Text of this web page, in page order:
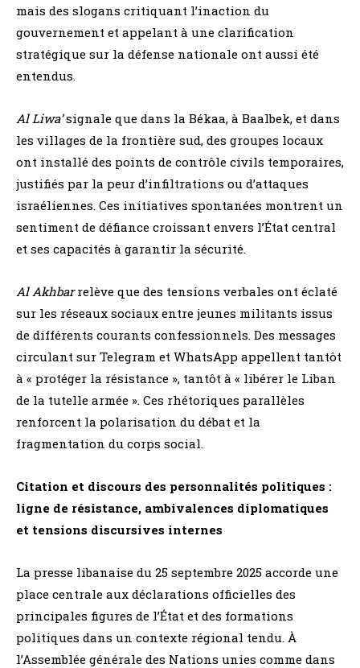
mais des slogans critiquant l’inaction du
gouvernement et appelant à une clarification
stratégique sur la défense nationale ont aussi été
entendus.
Al Liwa’signale que dans la Békaa, à Baalbek, et dans
les villages de la frontière sud, des groupes locaux
ont installé des points de contrôle civils temporaires,
justifiés par la peur d’infiltrations ou d’attaques
israéliennes. Ces initiatives spontanées montrent un
sentiment de défiance croissant envers l’État central
et ses capacités à garantir la sécurité.
Al Akhbarrelève que des tensions verbales ont éclaté
sur les réseaux sociaux entre jeunes militants issus
de différents courants confessionnels. Des messages
circulant sur Telegram et WhatsApp appellent tantôt
à « protéger la résistance », tantôt à « libérer le Liban
de la tutelle armée ». Ces rhétoriques parallèles
renforcent la polarisation du débat et la
fragmentation du corps social.
Citation et discours des personnalités politiques :
ligne de résistance, ambivalences diplomatiques
et tensions discursives internes
La presse libanaise du 25 septembre 2025 accorde une
place centrale aux déclarations officielles des
principales figures de l’État et des formations
politiques dans un contexte régional tendu. À
l’Assemblée générale des Nations unies comme dans